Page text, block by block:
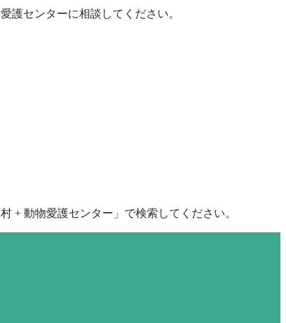
護センターに相談してください。
+ 動物愛護センター」で検索してください。